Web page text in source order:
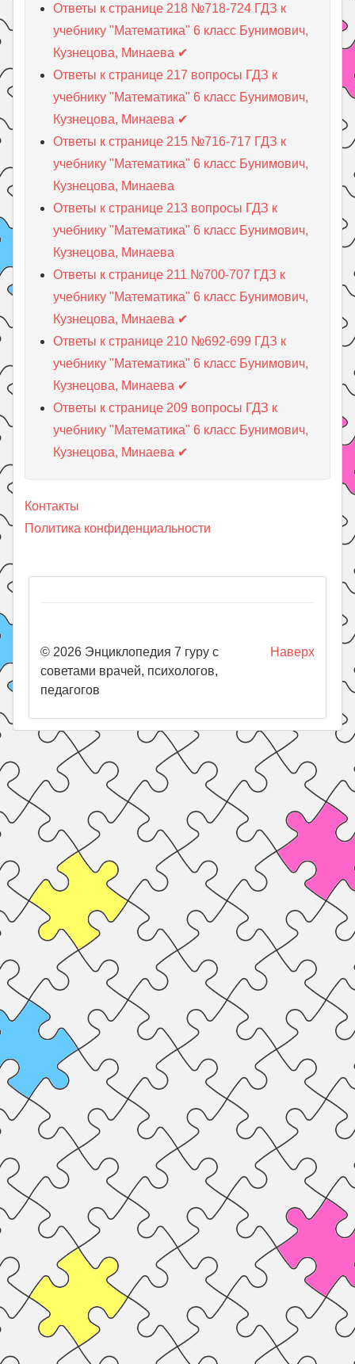
Ответы к странице 218 №718-724 ГДЗ к
учебнику "Математика" 6 класс Бунимович,
Кузнецова, Минаева ✔
Ответы к странице 217 вопросы ГДЗ к
учебнику "Математика" 6 класс Бунимович,
Кузнецова, Минаева ✔
Ответы к странице 215 №716-717 ГДЗ к
учебнику "Математика" 6 класс Бунимович,
Кузнецова, Минаева
Ответы к странице 213 вопросы ГДЗ к
учебнику "Математика" 6 класс Бунимович,
Кузнецова, Минаева
Ответы к странице 211 №700-707 ГДЗ к
учебнику "Математика" 6 класс Бунимович,
Кузнецова, Минаева ✔
Ответы к странице 210 №692-699 ГДЗ к
учебнику "Математика" 6 класс Бунимович,
Кузнецова, Минаева ✔
Ответы к странице 209 вопросы ГДЗ к
учебнику "Математика" 6 класс Бунимович,
Кузнецова, Минаева ✔
Контакты
Политика конфиденциальности
Наверх
© 2026 Энциклопедия 7 гуру с
советами врачей, психологов,
педагогов